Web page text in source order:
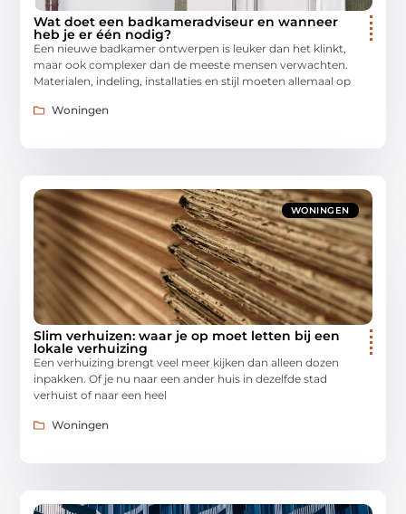
Wat doet een badkameradviseur en wanneer
heb je er één nodig?
Een nieuwe badkamer ontwerpen is leuker dan het klinkt,
maar ook complexer dan de meeste mensen verwachten.
Materialen, indeling, installaties en stijl moeten allemaal op
Woningen
WONINGEN
Slim verhuizen: waar je op moet letten bij een
lokale verhuizing
Een verhuizing brengt veel meer kijken dan alleen dozen
inpakken. Of je nu naar een ander huis in dezelfde stad
verhuist of naar een heel
Woningen